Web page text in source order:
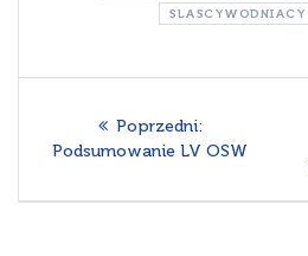
SLASCYWODNIACY
wpisu
Poprzedni:Poprzedni
wpis:
Podsumowanie LV OSW